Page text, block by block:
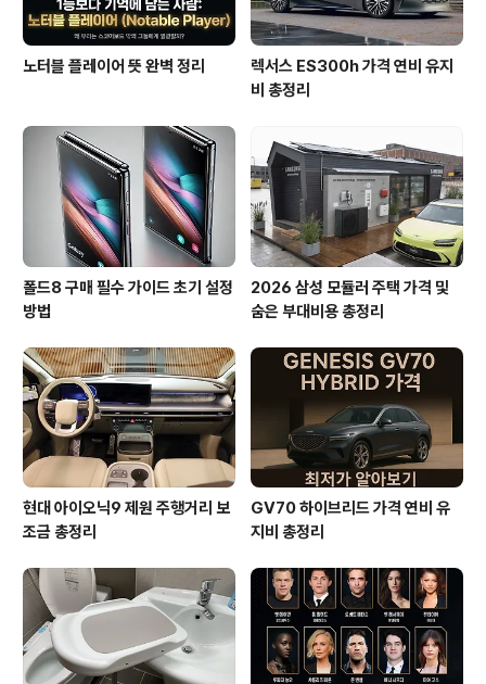
노터블 플레이어 뜻 완벽 정리
렉서스 ES300h 가격 연비 유지
비 총정리
폴드8 구매 필수 가이드 초기 설정
방법
2026 삼성 모듈러 주택 가격 및
숨은 부대비용 총정리
현대 아이오닉9 제원 주행거리 보
조금 총정리
GV70 하이브리드 가격 연비 유
지비 총정리